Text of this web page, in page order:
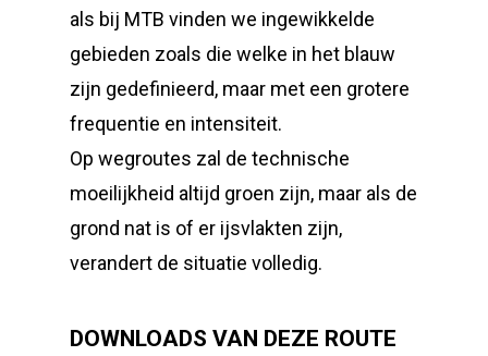
als bij MTB vinden we ingewikkelde
gebieden zoals die welke in het blauw
zijn gedefinieerd, maar met een grotere
frequentie en intensiteit.
Op wegroutes zal de technische
moeilijkheid altijd groen zijn, maar als de
grond nat is of er ijsvlakten zijn,
verandert de situatie volledig.
DOWNLOADS VAN DEZE ROUTE